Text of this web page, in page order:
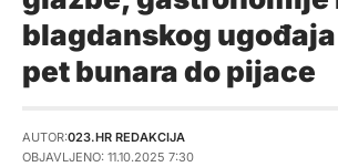
blagdanskog ugođaja
pet bunara do pijace
AUTOR:023.HR REDAKCIJA
OBJAVLJENO: 11.10.2025 7:30